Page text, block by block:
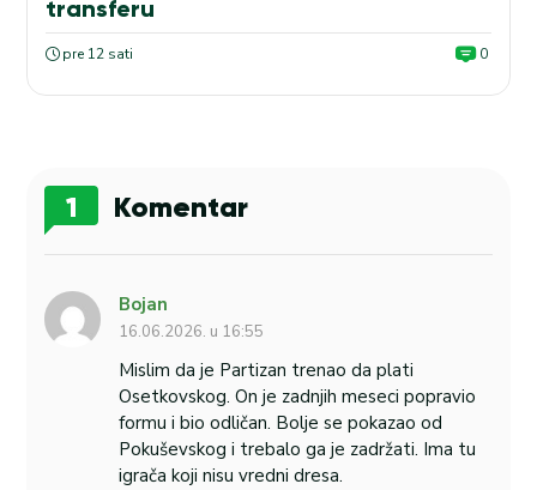
transferu
pre 12 sati 0
1 Komentar
Bojan
16.06.2026. u 16:55
Mislim da je Partizan trenao da plati
Osetkovskog. On je zadnjih meseci popravio
formu i bio odličan. Bolje se pokazao od
Pokuševskog i trebalo ga je zadržati. Ima tu
igrača koji nisu vredni dresa.